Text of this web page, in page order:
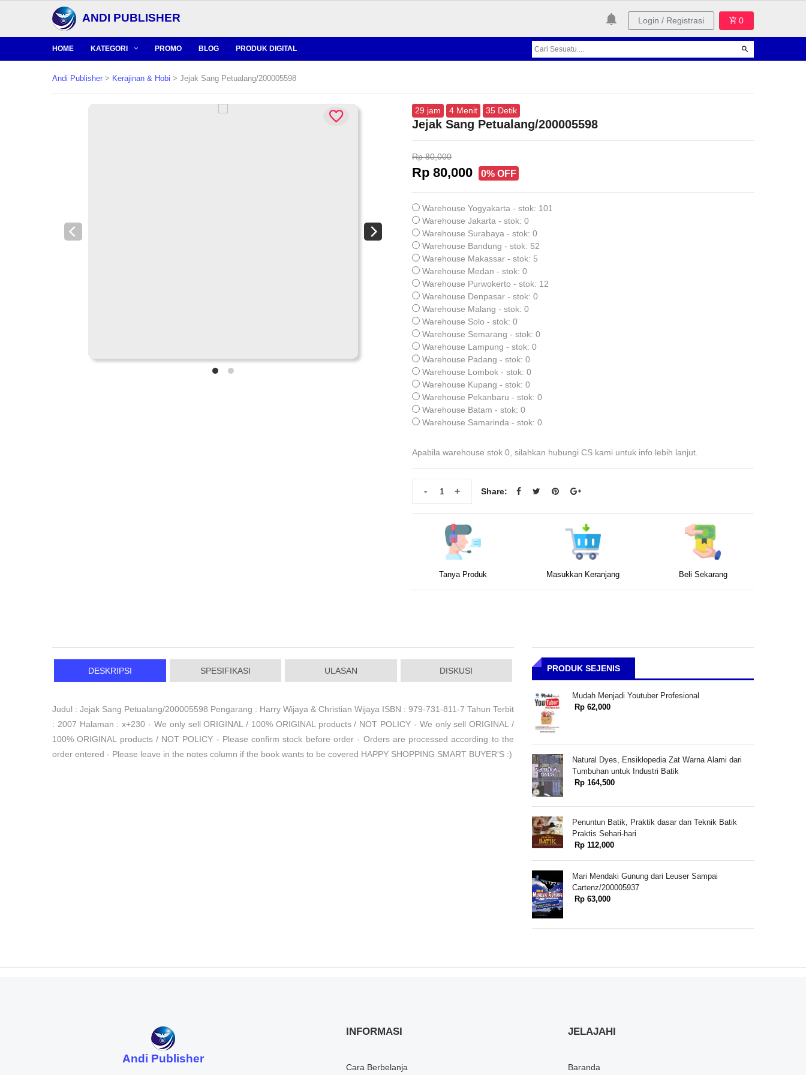
ANDI PUBLISHER Login / Registrasi 0
HOME KATEGORI PROMO BLOG PRODUK DIGITAL
Andi Publisher > Kerajinan & Hobi > Jejak Sang Petualang/200005598
29 jam 4 Menit 34 Detik
Jejak Sang Petualang/200005598
Rp 80,000
Rp 80,000 0% OFF
Warehouse Yogyakarta - stok: 101
Warehouse Jakarta - stok: 0
Warehouse Surabaya - stok: 0
Warehouse Bandung - stok: 52
Warehouse Makassar - stok: 5
Warehouse Medan - stok: 0
Warehouse Purwokerto - stok: 12
Warehouse Denpasar - stok: 0
Warehouse Malang - stok: 0
Warehouse Solo - stok: 0
Warehouse Semarang - stok: 0
Warehouse Lampung - stok: 0
Warehouse Padang - stok: 0
Warehouse Lombok - stok: 0
Warehouse Kupang - stok: 0
Warehouse Pekanbaru - stok: 0
Warehouse Batam - stok: 0
Warehouse Samarinda - stok: 0
Apabila warehouse stok 0, silahkan hubungi CS kami untuk info lebih lanjut.
+
- Share:
Tanya Produk Masukkan Keranjang Beli Sekarang
DESKRIPSI SPESIFIKASI ULASAN DISKUSI
Judul : Jejak Sang Petualang/200005598 Pengarang : Harry Wijaya & Christian Wijaya ISBN : 979-731-811-7 Tahun Terbit
: 2007 Halaman : x+230 - We only sell ORIGINAL / 100% ORIGINAL products / NOT POLICY - We only sell ORIGINAL /
100% ORIGINAL products / NOT POLICY - Please confirm stock before order - Orders are processed according to the
order entered - Please leave in the notes column if the book wants to be covered HAPPY SHOPPING SMART BUYER'S :)
PRODUK SEJENIS
Mudah Menjadi Youtuber Profesional
Rp 62,000
Natural Dyes, Ensiklopedia Zat Warna Alami dari
Tumbuhan untuk Industri Batik
Rp 164,500
Penuntun Batik, Praktik dasar dan Teknik Batik
Praktis Sehari-hari
Rp 112,000
Mari Mendaki Gunung dari Leuser Sampai
Cartenz/200005937
Rp 63,000
Andi Publisher
INFORMASI
Cara Berbelanja
JELAJAHI
Baranda